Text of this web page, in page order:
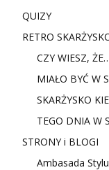
QUIZY
RETRO
CZY WIESZ,
MIAŁO BYĆ W
SKARŻYSKO
TEGO DNIA W
STRONY i BLOGI
Ambasada